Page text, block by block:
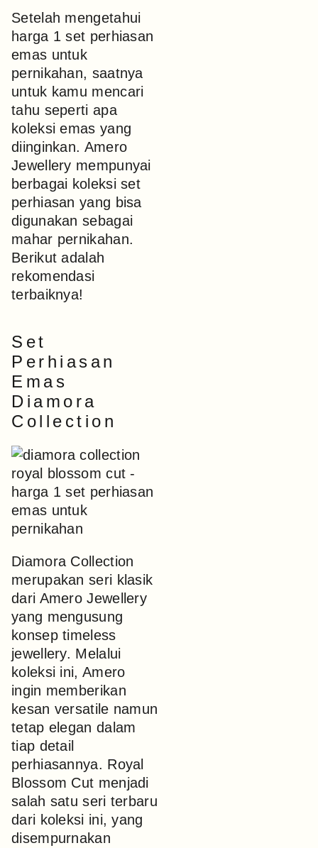
Setelah mengetahui
harga 1 set perhiasan
emas untuk
pernikahan, saatnya
untuk kamu mencari
tahu seperti apa
koleksi emas yang
diinginkan. Amero
Jewellery mempunyai
berbagai koleksi set
perhiasan yang bisa
digunakan sebagai
mahar pernikahan.
Berikut adalah
rekomendasi
terbaiknya!
Set
Perhiasan
Emas
Diamora
Collection
Diamora Collection
merupakan seri klasik
dari Amero Jewellery
yang mengusung
konsep timeless
jewellery. Melalui
koleksi ini, Amero
ingin memberikan
kesan versatile namun
tetap elegan dalam
tiap detail
perhiasannya. Royal
Blossom Cut menjadi
salah satu seri terbaru
dari koleksi ini, yang
disempurnakan